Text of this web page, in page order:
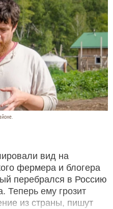
вид на
фермера и блогера
перебрался в Россию
Теперь ему грозит
из страны, пишут